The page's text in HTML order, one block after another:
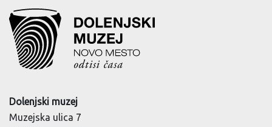
Dolenjski muzej
Muzejska ulica 7